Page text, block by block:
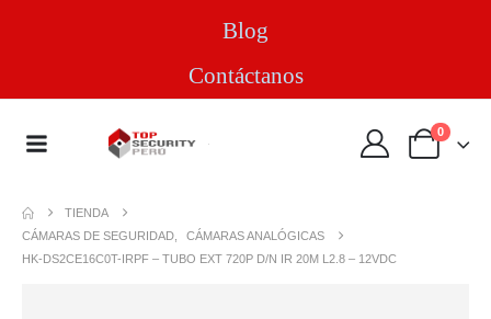
Blog
Contáctanos
0
TIENDA
CÁMARAS DE SEGURIDAD
CÁMARAS ANALÓGICAS
HK-DS2CE16C0T-IRPF – TUBO EXT 720P D/N IR 20M L2.8 – 12VDC